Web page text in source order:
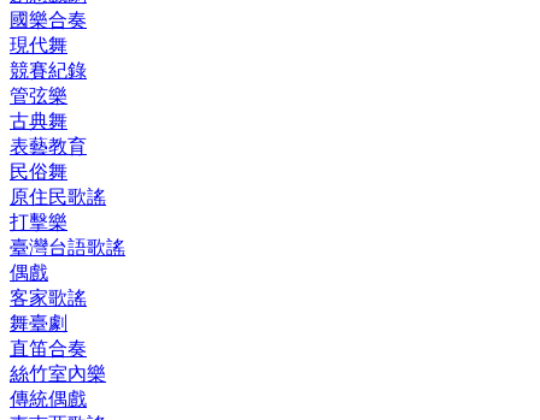
國樂合奏
現代舞
競賽紀錄
管弦樂
古典舞
表藝教育
民俗舞
原住民歌謠
打擊樂
臺灣台語歌謠
偶戲
客家歌謠
舞臺劇
直笛合奏
絲竹室內樂
傳統偶戲